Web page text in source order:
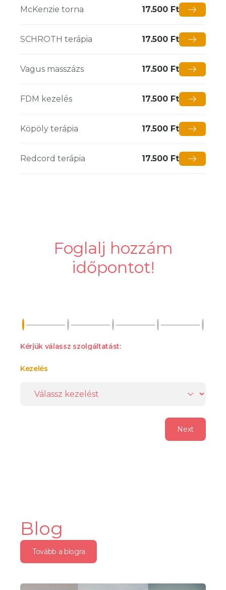
McKenzie torna 17.500 Ft
SCHROTH terápia 17.500 Ft
Vagus masszázs 17.500 Ft
FDM kezelés 17.500 Ft
Köpöly terápia 17.500 Ft
Redcord terápia 17.500 Ft
Foglalj hozzám
időpontot!
Kérjük válassz szolgáltatást:
Kezelés
Next
Blog
Tovább a blogra